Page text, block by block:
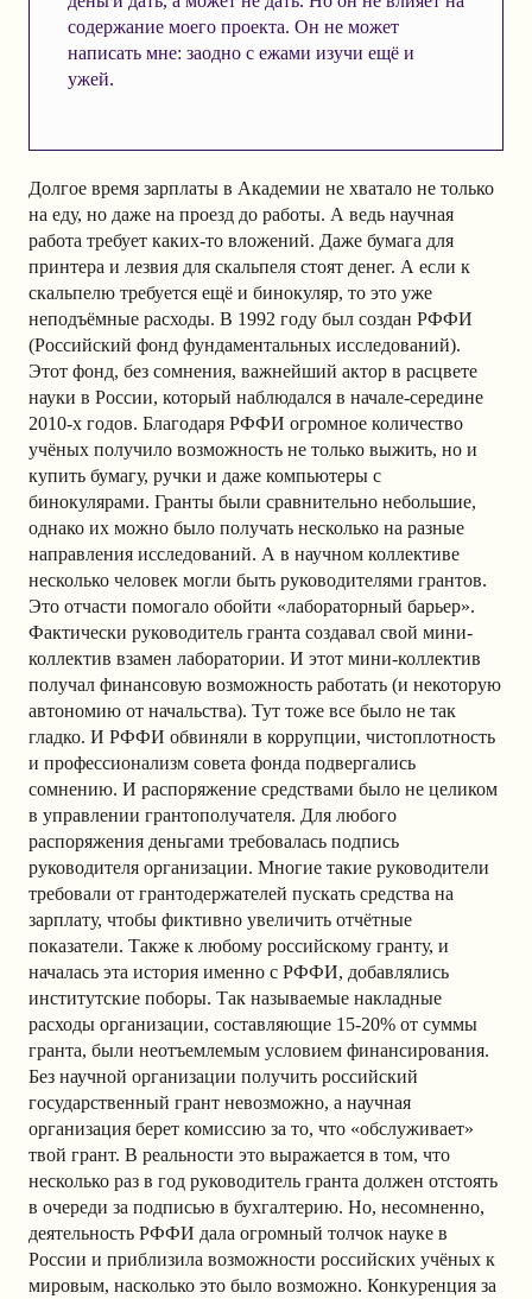
содержание моего проекта. Он не может
написать мне: заодно с ежами изучи ещё и
ужей.
Долгое время зарплаты в Академии не хватало не только
на еду, но даже на проезд до работы. А ведь научная
работа требует каких-то вложений. Даже бумага для
принтера и лезвия для скальпеля стоят денег. А если к
скальпелю требуется ещё и бинокуляр, то это уже
неподъёмные расходы. В 1992 году был создан РФФИ
(Российский фонд фундаментальных исследований).
Этот фонд, без сомнения, важнейший актор в расцвете
науки в России, который наблюдался в начале-середине
2010-х годов. Благодаря РФФИ огромное количество
учёных получило возможность не только выжить, но и
купить бумагу, ручки и даже компьютеры с
бинокулярами. Гранты были сравнительно небольшие,
однако их можно было получать несколько на разные
направления исследований. А в научном коллективе
несколько человек могли быть руководителями грантов.
Это отчасти помогало обойти «лабораторный барьер».
Фактически руководитель гранта создавал свой мини-
коллектив взамен лаборатории. И этот мини-коллектив
получал финансовую возможность работать (и некоторую
автономию от начальства). Тут тоже все было не так
гладко. И РФФИ обвиняли в коррупции, чистоплотность
и профессионализм совета фонда подвергались
сомнению. И распоряжение средствами было не целиком
в управлении грантополучателя. Для любого
распоряжения деньгами требовалась подпись
руководителя организации. Многие такие руководители
требовали от грантодержателей пускать средства на
зарплату, чтобы фиктивно увеличить отчётные
показатели. Также к любому российскому гранту, и
началась эта история именно с РФФИ, добавлялись
институтские поборы. Так называемые накладные
расходы организации, составляющие 15-20% от суммы
гранта, были неотъемлемым условием финансирования.
Без научной организации получить российский
государственный грант невозможно, а научная
организация берет комиссию за то, что «обслуживает»
твой грант. В реальности это выражается в том, что
несколько раз в год руководитель гранта должен отстоять
в очереди за подписью в бухгалтерию. Но, несомненно,
деятельность РФФИ дала огромный толчок науке в
России и приблизила возможности российских учёных к
мировым, насколько это было возможно. Конкуренция за